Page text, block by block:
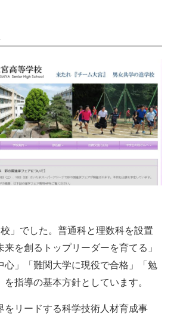
」でした。普通科と理数科を設置
を創るトップリーダーを育てる」
心」「難関大学に現役で合格」「勉
指導の基本方針としています。
リードする科学技術人材育成事